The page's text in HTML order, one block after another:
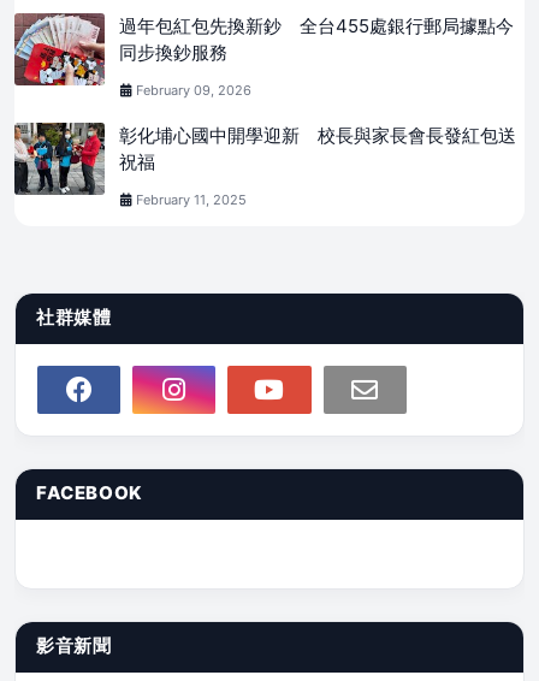
過年包紅包先換新鈔 全台455處銀行郵局據點今
同步換鈔服務
February 09, 2026
彰化埔心國中開學迎新 校長與家長會長發紅包送
祝福
February 11, 2025
社群媒體
FACEBOOK
影音新聞